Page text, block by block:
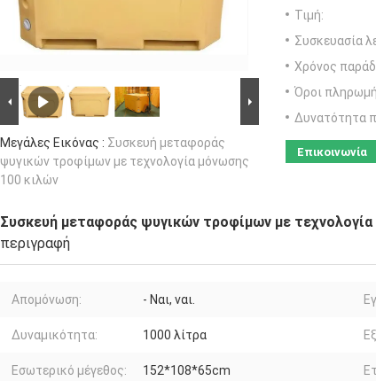
Μεγάλες Εικόνας : Συσκευή μεταφοράς
ψυγικών τροφίμων με τεχνολογία μόνωσης
100 κιλών
Τιμή:
Συσκευασία
Χρόνος
Όροι
Δυνατότητα
Επικοινωνία
Συσκευή μεταφοράς ψυγικών τροφίμων με
περιγραφή
Απομόνωση: - Ναι, ναι.
Δυναμικότητα: 1000 λίτρα
Εσωτερικό μέγεθος: 152*108*65cm